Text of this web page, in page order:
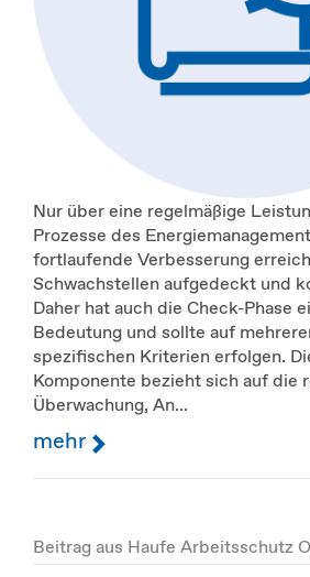
Nur über eine regelmäßige
Prozesse des
fortlaufende Verbesserung
Schwachstellen aufgedeckt und
Daher hat auch die Check-Phase
Bedeutung und sollte auf
spezifischen Kriterien erfolgen.
Komponente bezieht sich auf die
Überwachung, An...
mehr
Beitrag aus Haufe Arbeitsschutz